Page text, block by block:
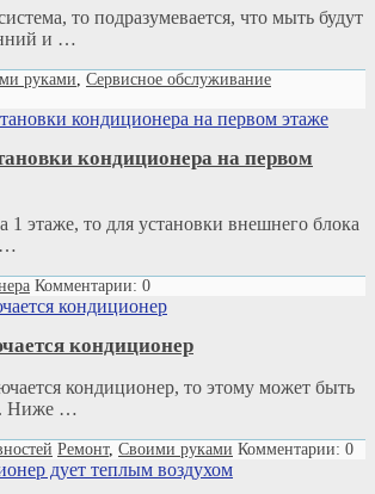
то подразумевается, что мыть будут
и …
руками Сервисное обслуживание
кондиционера на первом
этаже, то для установки внешнего блока
…
Комментарии: 0
кондиционер
кондиционер, то этому может быть
Ниже …
Ремонт, Своими руками Комментарии: 0